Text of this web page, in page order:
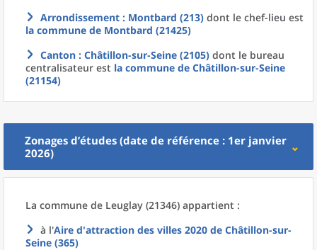
Arrondissement : Montbard (213) dont le chef-lieu est
la commune de Montbard (21425)
Canton : Châtillon-sur-Seine (2105) dont le bureau
centralisateur est la commune de Châtillon-sur-Seine
(21154)
Zonages d’études (date de référence : 1er janvier
2026)
La commune de Leuglay (21346) appartient :
à l'Aire d'attraction des villes 2020 de Châtillon-sur-
Seine (365)